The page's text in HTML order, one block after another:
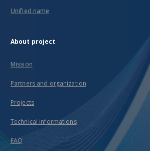
Unified name
About project
Mission
Partners and organization
Projects
Technical informations
FAQ